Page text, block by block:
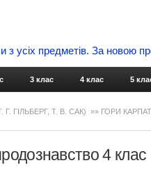
з усіх предметів. За новою
3 клас 4 клас 5
ГІЛЬБЕРГ, Т. В. САК) »» ГОРИ
4 клас